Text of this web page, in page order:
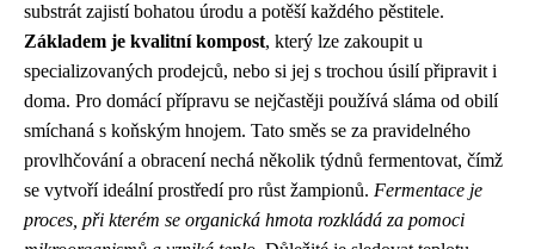
substrát zajistí bohatou úrodu a potěší každého pěstitele.
Základem je kvalitní kompost, který lze zakoupit u
specializovaných prodejců, nebo si jej s trochou úsilí připravit i
doma. Pro domácí přípravu se nejčastěji používá sláma od obilí
smíchaná s koňským hnojem. Tato směs se za pravidelného
provlhčování a obracení nechá několik týdnů fermentovat, čímž
se vytvoří ideální prostředí pro růst žampionů. Fermentace je
proces, při kterém se organická hmota rozkládá za pomoci